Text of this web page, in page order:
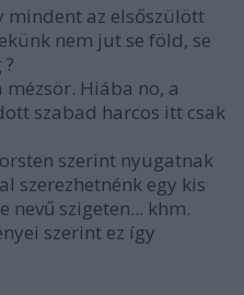
mindent az elsőszülött
nem jut se föld, se
Hiába no, a
szabad harcos itt csak
szerint nyugatnak
szerezhetnénk egy kis
szigeten... khm.
szerint ez így